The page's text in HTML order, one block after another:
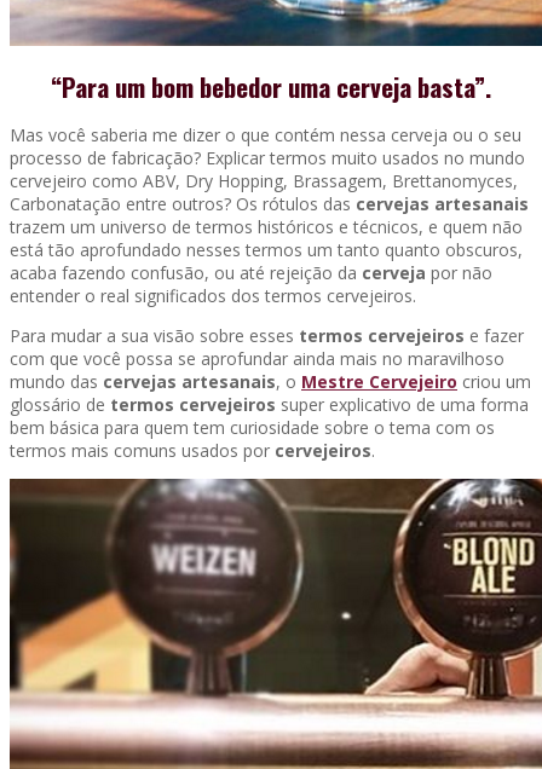
“Para um bom bebedor uma cerveja basta”.
Mas você saberia me dizer o que contém nessa cerveja ou o seu
processo de fabricação? Explicar termos muito usados no mundo
cervejeiro como ABV, Dry Hopping, Brassagem, Brettanomyces,
Carbonatação entre outros? Os rótulos das cervejas artesanais
trazem um universo de termos históricos e técnicos, e quem não
está tão aprofundado nesses termos um tanto quanto obscuros,
acaba fazendo confusão, ou até rejeição da cerveja por não
entender o real significados dos termos cervejeiros.
Para mudar a sua visão sobre esses termos cervejeiros e fazer
com que você possa se aprofundar ainda mais no maravilhoso
mundo das cervejas artesanais, o Mestre Cervejeiro criou um
glossário de termos cervejeiros super explicativo de uma forma
bem básica para quem tem curiosidade sobre o tema com os
termos mais comuns usados por cervejeiros.